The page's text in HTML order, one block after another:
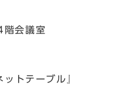
会議室
トテーブル』